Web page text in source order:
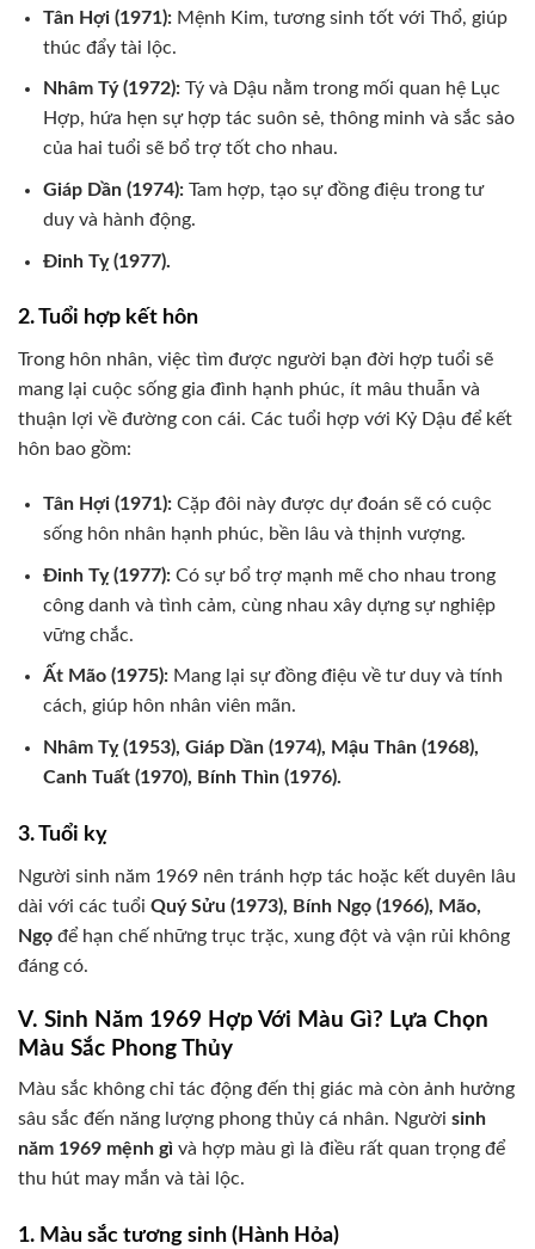
Tân Hợi (1971):Mệnh Kim, tương sinh tốt với Thổ, giúp
thúc đẩy tài lộc.
Nhâm Tý (1972):Tý và Dậu nằm trong mối quan hệ Lục
Hợp, hứa hẹn sự hợp tác suôn sẻ, thông minh và sắc sảo
của hai tuổi sẽ bổ trợ tốt cho nhau.
Giáp Dần (1974):Tam hợp, tạo sự đồng điệu trong tư
duy và hành động.
Đinh Tỵ (1977).
2. Tuổi hợp kết hôn
Trong hôn nhân, việc tìm được người bạn đời hợp tuổi sẽ
mang lại cuộc sống gia đình hạnh phúc, ít mâu thuẫn và
thuận lợi về đường con cái. Các tuổi hợp với Kỷ Dậu để kết
hôn bao gồm:
Tân Hợi (1971):Cặp đôi này được dự đoán sẽ có cuộc
sống hôn nhân hạnh phúc, bền lâu và thịnh vượng.
Đinh Tỵ (1977):Có sự bổ trợ mạnh mẽ cho nhau trong
công danh và tình cảm, cùng nhau xây dựng sự nghiệp
vững chắc.
Ất Mão (1975):Mang lại sự đồng điệu về tư duy và tính
cách, giúp hôn nhân viên mãn.
Nhâm Tỵ (1953), Giáp Dần (1974), Mậu Thân (1968),
Canh Tuất (1970), Bính Thìn (1976).
3. Tuổi kỵ
Người sinh năm 1969 nên tránh hợp tác hoặc kết duyên lâu
dài với các tuổi Quý Sửu (1973), Bính Ngọ (1966), Mão,
Ngọ để hạn chế những trục trặc, xung đột và vận rủi không
đáng có.
V. Sinh Năm 1969 Hợp Với Màu Gì? Lựa Chọn
Màu Sắc Phong Thủy
Màu sắc không chỉ tác động đến thị giác mà còn ảnh hưởng
sâu sắc đến năng lượng phong thủy cá nhân. Người sinh
năm 1969 mệnh gì và hợp màu gì là điều rất quan trọng để
thu hút may mắn và tài lộc.
1. Màu sắc tương sinh (Hành Hỏa)